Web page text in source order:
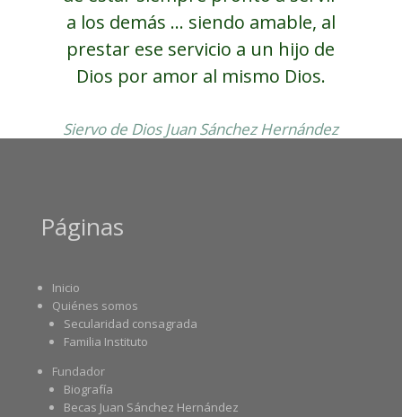
a los demás ... siendo amable, al
prestar ese servicio a un hijo de
Dios por amor al mismo Dios.
Siervo de Dios Juan Sánchez Hernández
Páginas
Inicio
Quiénes somos
Secularidad consagrada
Familia Instituto
Fundador
Biografía
Becas Juan Sánchez Hernández